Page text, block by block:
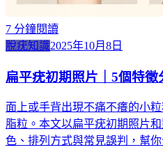
7 分鐘閱讀
脫疣知識2025年10月8日
扁平疣初期照片｜5個特
面上或手背出現不痛不癢的小
脂粒。本文以扁平疣初期照片
色、排列方式與常見誤判，幫